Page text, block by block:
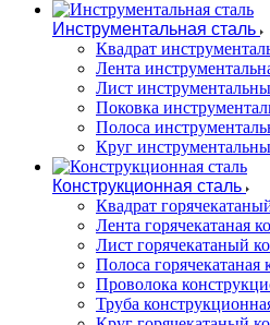
Инструментальная сталь
Квадрат
Лента
Лист
Поковка
Полоса
Круг
Конструкционная сталь
Квадрат
Лента горячекатаная
Лист горячекатаный
Полоса горячекатаная
Проволока
Труба